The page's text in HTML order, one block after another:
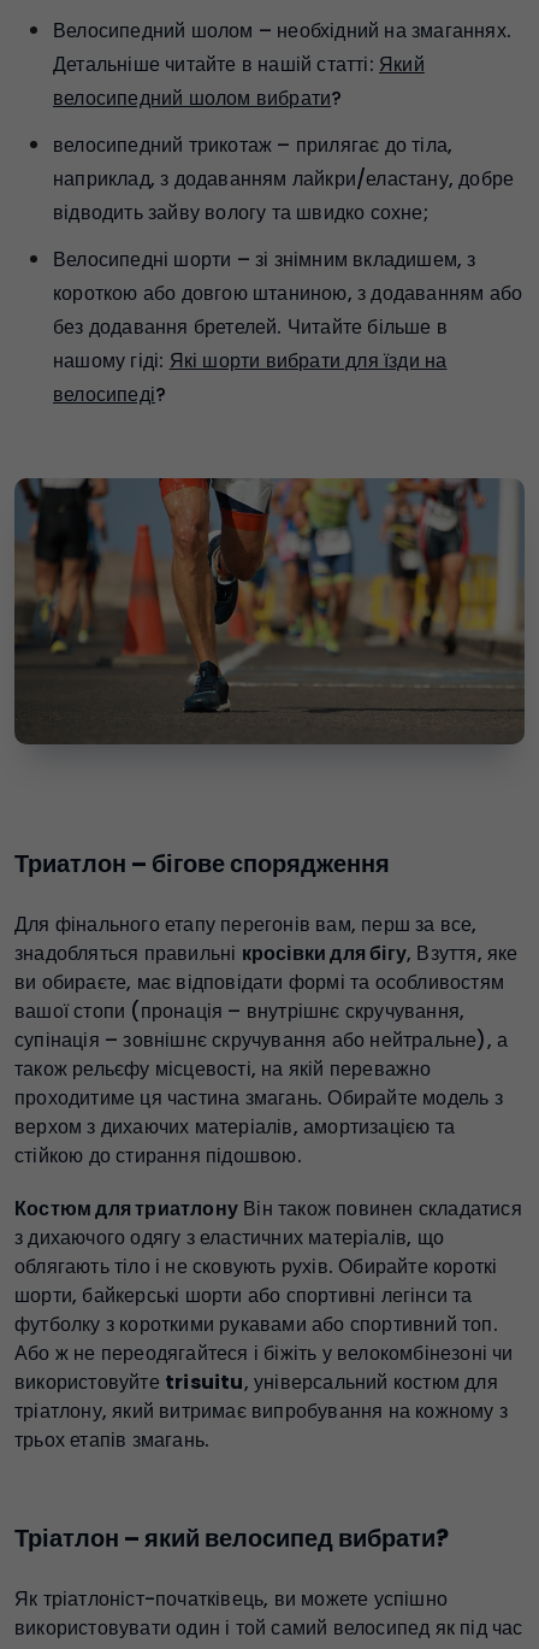
Велосипедний шолом – необхідний на змаганнях.
Детальніше читайте в нашій статті: Який
велосипедний шолом вибрати?
велосипедний трикотаж – прилягає до тіла,
наприклад, з додаванням лайкри/еластану, добре
відводить зайву вологу та швидко сохне;
Велосипедні шорти – зі знімним вкладишем, з
короткою або довгою штаниною, з додаванням або
без додавання бретелей. Читайте більше в
нашому гіді: Які шорти вибрати для їзди на
велосипеді?
Триатлон – бігове спорядження
Для фінального етапу перегонів вам, перш за все,
знадобляться правильні кросівки для бігу, Взуття, яке
ви обираєте, має відповідати формі та особливостям
вашої стопи (пронація – внутрішнє скручування,
супінація – зовнішнє скручування або нейтральне), а
також рельєфу місцевості, на якій переважно
проходитиме ця частина змагань. Обирайте модель з
верхом з дихаючих матеріалів, амортизацією та
стійкою до стирання підошвою.
Костюм для триатлону Він також повинен складатися
з дихаючого одягу з еластичних матеріалів, що
облягають тіло і не сковують рухів. Обирайте короткі
шорти, байкерські шорти або спортивні легінси та
футболку з короткими рукавами або спортивний топ.
Або ж не переодягайтеся і біжіть у велокомбінезоні чи
використовуйте trisuitu, універсальний костюм для
тріатлону, який витримає випробування на кожному з
трьох етапів змагань.
Тріатлон – який велосипед вибрати?
Як тріатлоніст-початківець, ви можете успішно
використовувати один і той самий велосипед як під час